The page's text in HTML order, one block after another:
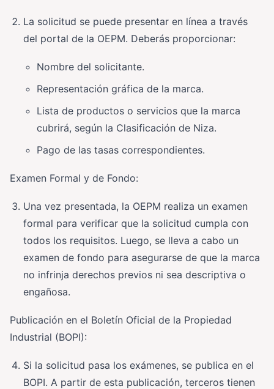
La solicitud se puede presentar en línea a través
del portal de la OEPM. Deberás proporcionar:
Nombre del solicitante.
Representación gráfica de la marca.
Lista de productos o servicios que la marca
cubrirá, según la Clasificación de Niza.
Pago de las tasas correspondientes.
Examen Formal y de Fondo:
Una vez presentada, la OEPM realiza un examen
formal para verificar que la solicitud cumpla con
todos los requisitos. Luego, se lleva a cabo un
examen de fondo para asegurarse de que la marca
no infrinja derechos previos ni sea descriptiva o
engañosa.
Publicación en el Boletín Oficial de la Propiedad
Industrial (BOPI):
Si la solicitud pasa los exámenes, se publica en el
BOPI. A partir de esta publicación, terceros tienen